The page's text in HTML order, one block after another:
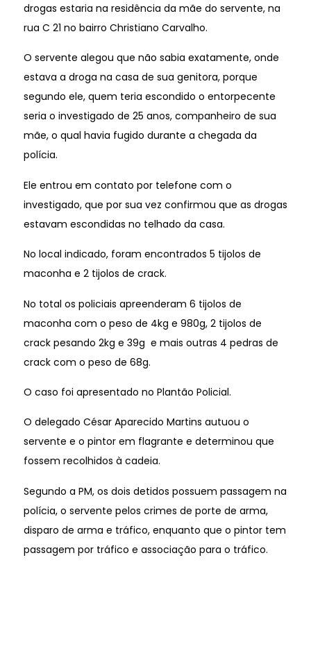
drogas estaria na residência da mãe do servente, na
rua C 21 no bairro Christiano Carvalho.
O servente alegou que não sabia exatamente, onde
estava a droga na casa de sua genitora, porque
segundo ele, quem teria escondido o entorpecente
seria o investigado de 25 anos, companheiro de sua
mãe, o qual havia fugido durante a chegada da
polícia.
Ele entrou em contato por telefone com o
investigado, que por sua vez confirmou que as drogas
estavam escondidas no telhado da casa.
No local indicado, foram encontrados 5 tijolos de
maconha e 2 tijolos de crack.
No total os policiais apreenderam 6 tijolos de
maconha com o peso de 4kg e 980g, 2 tijolos de
crack pesando 2kg e 39g e mais outras 4 pedras de
crack com o peso de 68g.
O caso foi apresentado no Plantão Policial.
O delegado César Aparecido Martins autuou o
servente e o pintor em flagrante e determinou que
fossem recolhidos à cadeia.
Segundo a PM, os dois detidos possuem passagem na
polícia, o servente pelos crimes de porte de arma,
disparo de arma e tráfico, enquanto que o pintor tem
passagem por tráfico e associação para o tráfico.